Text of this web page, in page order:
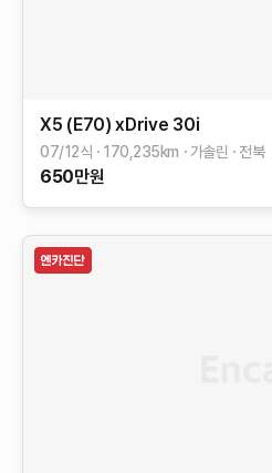
X5 (E70) xDrive 30i
07/12식 170,235km 가솔린 전북
650만원